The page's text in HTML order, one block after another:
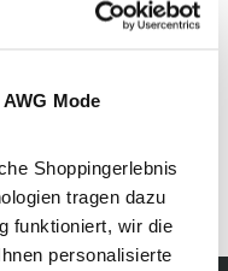
Mode
Shoppingerlebnis
tragen dazu
funktioniert, wir die
personalisierte
Einstellung)